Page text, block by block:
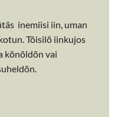
inemiisi iin, uman
Tõisilõ iinkujos
kõnõldõn vai